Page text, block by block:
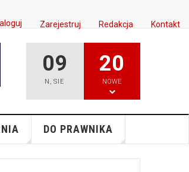
Zarejestruj Redakcja Kontakt
09
N ,SIE
20
NOWE
DO PRAWNIKA